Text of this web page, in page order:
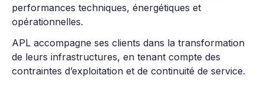
performances techniques, énergétiques et
opérationnelles.
APL accompagne ses clients dans la transformation
de leurs infrastructures, en tenant compte des
contraintes d’exploitation et de continuité de service.